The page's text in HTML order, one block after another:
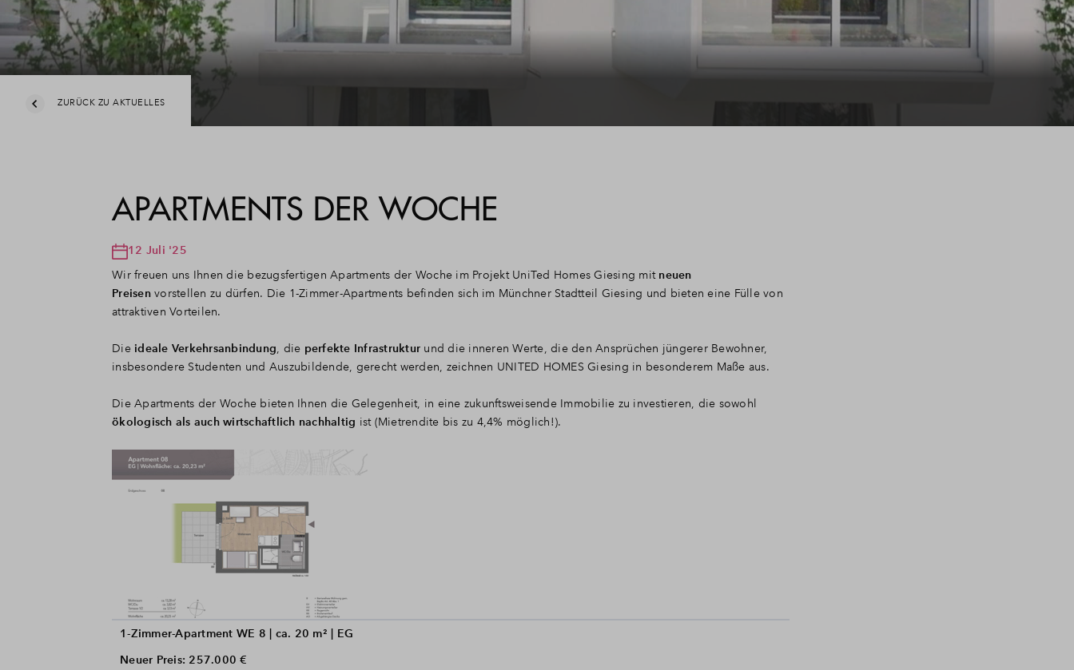
ZURÜCK ZU AKTUELLES
APARTMENTS DER WOCHE
12 Juli '25
Wir freuen uns Ihnen die bezugsfertigen Apartments der Woche im Projekt UniTed Homes Giesing mit neuen
Preisen vorstellen zu dürfen. Die 1-Zimmer-Apartments befinden sich im Münchner Stadtteil Giesing und bieten eine Fülle von
attraktiven Vorteilen.
Die ideale Verkehrsanbindung, die perfekte Infrastruktur und die inneren Werte, die den Ansprüchen jüngerer Bewohner,
insbesondere Studenten und Auszubildende, gerecht werden, zeichnen UNITED HOMES Giesing in besonderem Maße aus.
Die Apartments der Woche bieten Ihnen die Gelegenheit, in eine zukunftsweisende Immobilie zu investieren, die sowohl
ökologisch als auch wirtschaftlich nachhaltig ist (Mietrendite bis zu 4,4% möglich!).
1-Zimmer-Apartment WE 8 | ca. 20 m² | EG
Neuer Preis: 257.000 €